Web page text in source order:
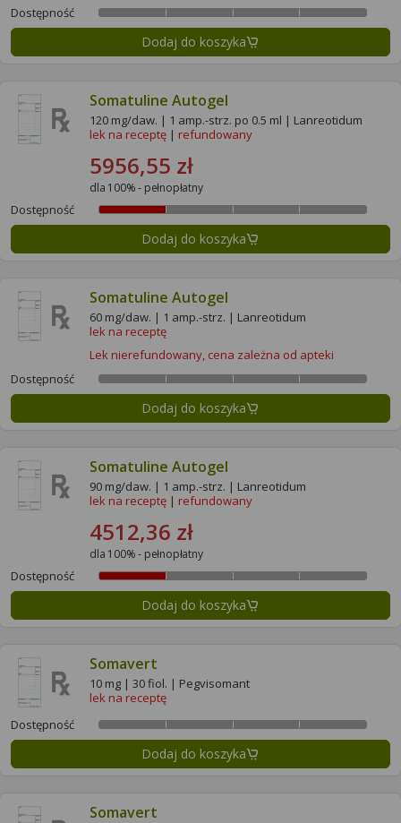
Dostępność
Dodaj do koszyka
Somatuline Autogel
120 mg/daw. | 1 amp.-strz. po 0.5 ml | Lanreotidum
lek na receptę | refundowany
5956,55 zł
dla 100% - pełnopłatny
Dostępność
Dodaj do koszyka
Somatuline Autogel
60 mg/daw. | 1 amp.-strz. | Lanreotidum
lek na receptę
Lek nierefundowany, cena zależna od apteki
Dostępność
Dodaj do koszyka
Somatuline Autogel
90 mg/daw. | 1 amp.-strz. | Lanreotidum
lek na receptę | refundowany
4512,36 zł
dla 100% - pełnopłatny
Dostępność
Dodaj do koszyka
Somavert
10 mg | 30 fiol. | Pegvisomant
lek na receptę
Dostępność
Dodaj do koszyka
Somavert